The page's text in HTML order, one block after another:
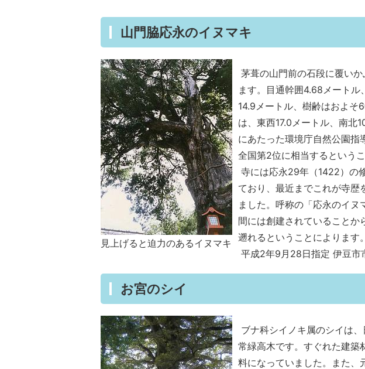
山門脇応永のイヌマキ
見上げると迫力のあるイヌマキ
茅葺の山門前の石段に覆い
ます。目通幹囲4.68メート
14.9メートル、樹齢はおよそ
は、東西17.0メートル、南北
にあたった環境庁自然公園指
全国第2位に相当するというこ
寺には応永29年（1422）の
ており、最近までこれが寺歴
ました。呼称の「応永のイ
間には創建されていることか
遡れるということによります。
平成2年9月28日指定 伊豆市
お宮のシイ
ブナ科シイノキ属のシイは
常緑高木です。すぐれた建築
料になっていました。また